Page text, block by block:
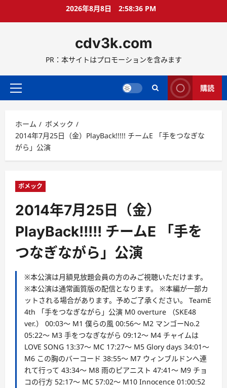
ス
ッ
2026年8月8日 2:58:37 PM
cdv3k.com
PR：本サイトはプロモーションを含みます
メ
メ
ニ
ュ
ー
購読
ホーム
ボメック
2014年7月25日（金）PlayBack!!!!! チームE 「手をつなぎな
がら」公演
ボメック
2014年7月25日（金）
PlayBack!!!!! チームE 「手を
つなぎながら」公演
※本公演は月額見放題会員の方のみご視聴いただけます。
※本公演は通常画質版の配信となります。 ※本編が一部カ
ットされる場合があります。予めご了承ください。 TeamE
4th 「手をつなぎながら」公演 M0 overture （SKE48
ver.） 00:03～ M1 僕らの風 00:56～ M2 マンゴーNo.2
05:22～ M3 手をつなぎながら 09:12～ M4 チャイムは
LOVE SONG 13:37～ MC 17:27～ M5 Glory days 34:01～
M6 この胸のバーコード 38:55～ M7 ウィンブルドンへ連
れて行って 43:34～ M8 雨のピアニスト 47:41～ M9 チョ
コの行方 52:17～ MC 57:02～ M10 Innocence 01:00:52